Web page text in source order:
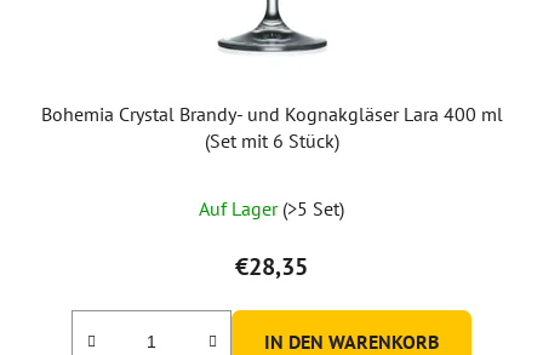
Bohemia Crystal Brandy- und Kognakgläser Lara 400 ml
(Set mit 6 Stück)
Auf Lager (>5 Set)
€28,35
IN DEN WARENKORB